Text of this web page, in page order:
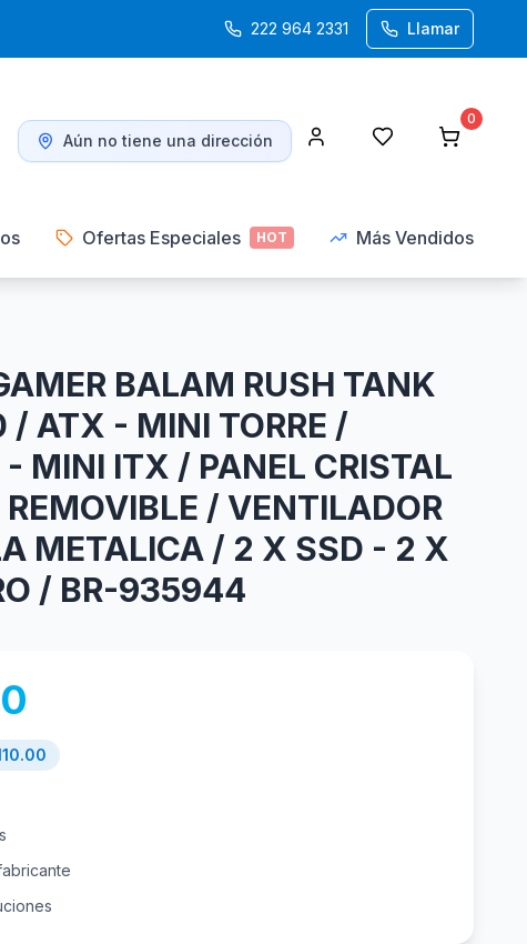
222 964 2331 Llamar
Aún no tiene una dirección
0
Ofertas Especiales HOT Más Vendidos
BALAM RUSH TANK
/ ATX - MINI TORRE /
MINI ITX / PANEL CRISTAL
/ VENTILADOR
METALICA / 2 X SSD - 2 X
/ BR-935944